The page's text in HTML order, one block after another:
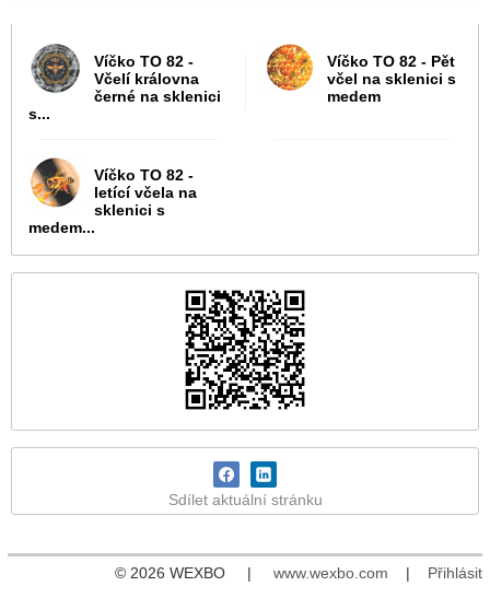
Víčko TO 82 -
Včelí královna
černé na sklenici
s...
Víčko TO 82 - Pět
včel na sklenici s
medem
Víčko TO 82 -
letící včela na
sklenici s
medem...
Sdílet aktuální stránku
© 2026 WEXBO | www.wexbo.com | Přihlásit